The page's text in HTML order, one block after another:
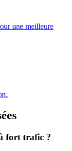
une meilleure
fort trafic ?